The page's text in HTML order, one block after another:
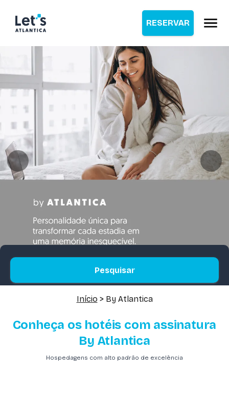
RESERVAR
Pesquisar
Início > By Atlantica
Conheça os hotéis com assinatura
By Atlantica
Hospedagens com alto padrão de excelência